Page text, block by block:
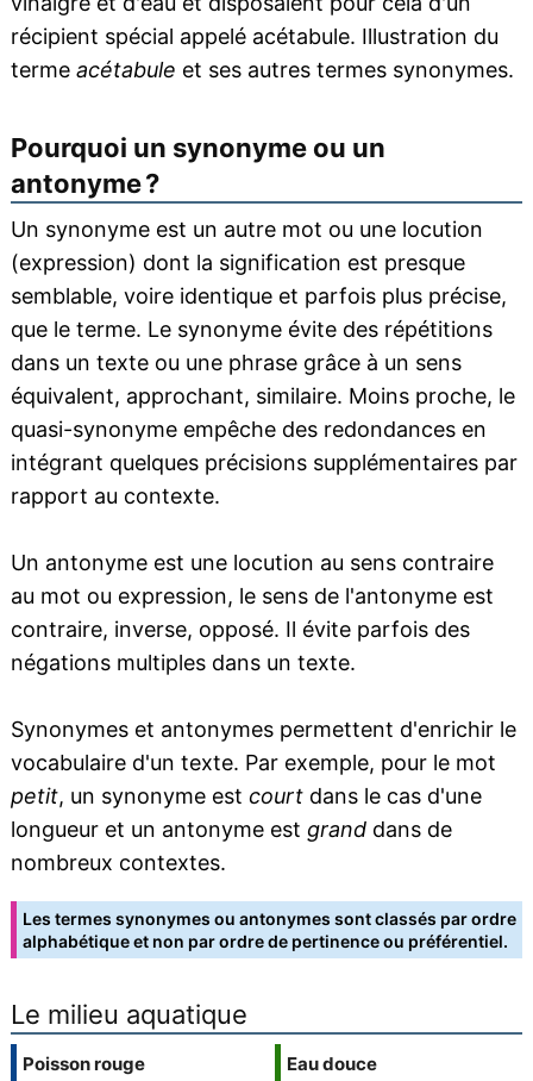
récipient spécial appelé acétabule. Illustration du
terme acétabule et ses autres termes synonymes.
Pourquoi un synonyme ou un
antonyme ?
Un synonyme est un autre mot ou une locution
(expression) dont la signification est presque
semblable, voire identique et parfois plus précise,
que le terme. Le synonyme évite des répétitions
dans un texte ou une phrase grâce à un sens
équivalent, approchant, similaire. Moins proche, le
quasi-synonyme empêche des redondances en
intégrant quelques précisions supplémentaires par
rapport au contexte.
Un antonyme est une locution au sens contraire
au mot ou expression, le sens de l'antonyme est
contraire, inverse, opposé. Il évite parfois des
négations multiples dans un texte.
Synonymes et antonymes permettent d'enrichir le
vocabulaire d'un texte. Par exemple, pour le mot
petit, un synonyme est courtdans le cas d'une
longueur et un antonyme est granddans de
nombreux contextes.
Les termes synonymes ou antonymes sont classés par ordre
alphabétique et non par ordre de pertinence ou préférentiel.
Le milieu aquatique
Poisson rouge
Eau douce